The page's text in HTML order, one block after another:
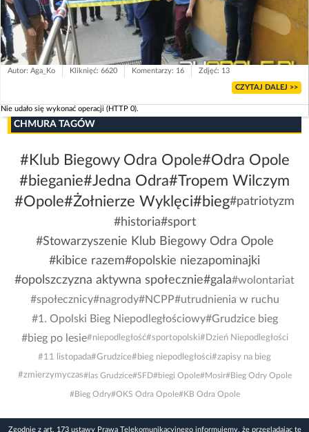
Autor: Aga_Ko Kliknięć: 6620 Komentarzy: 16 Zdjęć: 13
CZYTAJ DALEJ >>
Nie udało się wykonać operacji (HTTP 0).
CHMURA TAGÓW
#Klub Biegowy Odra Opole#Odra Opole
#bieganie#Jedna Odra#Tropem Wilczym
#Opole#Żołnierze Wyklęci#bieg#patriotyzm
#historia#sport
#Stowarzyszenie Klub Biegowy Odra Opole
#kibice razem#opolskie niezapominajki
#opolszczyzna aktywna społecznie#gala#wolontariat
#społecznicy#nagrody#NCPP#utrudnienia w ruchu
#1. Opolski Bieg Niepodległościowy#Grudzice bieg
#bieg po lesie#niepodległość#sportopolski#Dzień Niepodległości
#11 listopada#Grudzice#bieg niepodległości#zapisy na bieg
#zmierzymyczas#las Grudzice#SFD#biegi Opole#Mosir#Bieg Odry Opole
#Bieg Odry#OKS Odra Opole#KB Odra Opole
Zgodnie z art. 173 ustawy Prawa Telekomunikacyjnego informujemy, że przeglądając tę